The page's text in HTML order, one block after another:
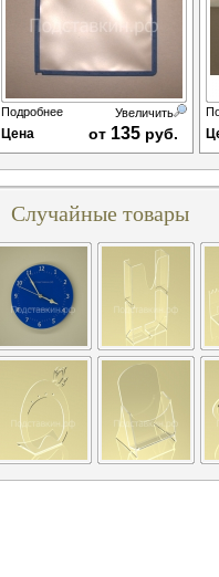
Подробнее Увеличить
Цена от 135 руб.
Случайные товары